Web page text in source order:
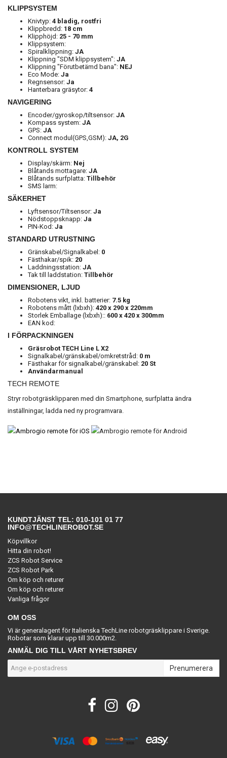
KLIPPSYSTEM
Knivtyp: 4 bladig, rostfri
Klippbredd: 18 cm
Klipphöjd: 25 - 70 mm
Klippsystem:
Spiralklippning: JA
Klippning "SDM klippsystem": JA
Klippning "Förutbetämd bana": NEJ
Eco Mode: Ja
Regnsensor: Ja
Hanterbara gräsytor: 4
NAVIGERING
Encoder/gyroskop/tiltsensor: JA
Kompass system: JA
GPS: JA
Connect modul(GPS,GSM): JA, 2G
KONTROLL SYSTEM
Display/skärm: Nej
Blåtands mottagare: JA
Blåtands surfplatta: Tillbehör
SMS larm:
SÄKERHET
Lyftsensor/Tiltsensor: Ja
Nödstoppsknapp: Ja
PIN-Kod: Ja
STANDARD UTRUSTNING
Gränskabel/Signalkabel: 0
Fästhakar/spik: 20
Laddningsstation: JA
Tak till laddstation: Tillbehör
DIMENSIONER, LJUD
Robotens vikt, inkl. batterier: 7.5 kg
Robotens mått (lxbxh): 420 x 290 x 220mm
Storlek Emballage (lxbxh):: 600 x 420 x 300mm
EAN kod:
I FÖRPACKNINGEN
Gräsrobot TECH Line L X2
Signalkabel/gränskabel/omkretstråd: 0 m
Fästhakar för signalkabel/gränskabel: 20 St
Användarmanual
TECH REMOTE
Stryr robotgräsklipparen med din Smartphone, surfplatta ändra
inställningar, ladda ned ny programvara.
KUNDTJÄNST TEL: 010-101 01 77
INFO@TECHLINEROBOT.SE
Köpvillkor
Hitta din robot!
ZCS Robot Service
ZCS Robot Park
Om köp och returer
Om köp och returer
Vanliga frågor
OM OSS
Vi är generalagent för Italienska TechLine robotgräsklippare i Sverige.
Robotar som klarar upp till 30.000m2.
ANMÄL DIG TILL VÅRT NYHETSBREV
Prenumerera